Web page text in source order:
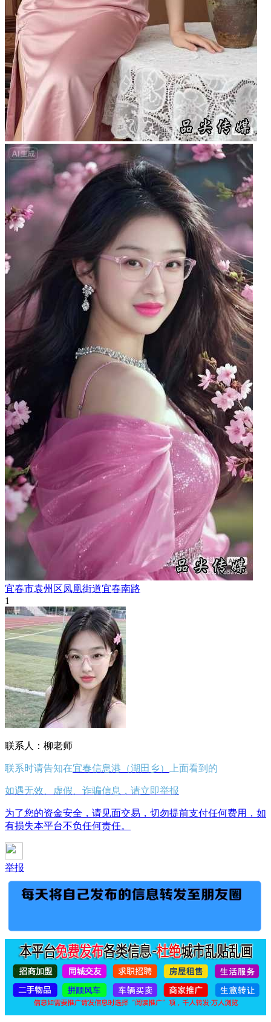
宜春市袁州区凤凰街道宜春南路
1
联系人：柳老师
联系时请告知在宜春信息港（湖田乡） 上面看到的
如遇无效、虚假、诈骗信息，请立即举报
为了您的资金安全，请见面交易，切勿提前支付任何费用，如
有损失本平台不负任何责任。
举报